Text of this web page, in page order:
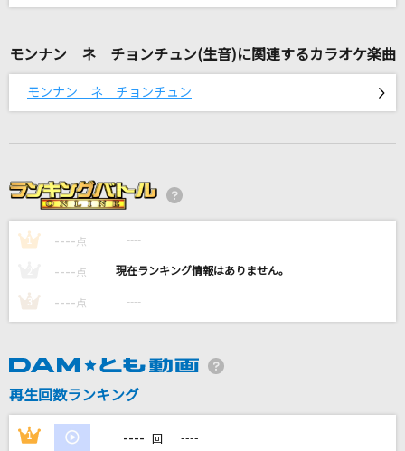
烏(ビデオクリップバージョン)
瞳をとじて
平井堅
愛してない
ハリケーン
ラッツ&スター(シャネルズ)
米津玄師
Mrs. GREEN APPLE
Time Passed Me By(夜の芝生)
TM NETWORK(TMN)
モンナン ネ チョンチュン(生音)に関連するカラオケ楽曲
モンナン ネ チョンチュン
1 ---- 点 ----
---- 点 ----
3 ---- 点 ----
再生回数ランキング
1 ---- 回 ----